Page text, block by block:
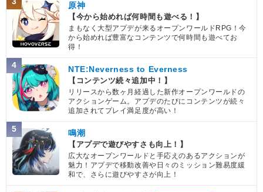
原神
【今から始めれば何時間も遊べる！】
まもなく大型アプデが来るオープンワールドRPG！今
から始めれば豊富なコンテンツで何時間も遊べてお
得！
4 NTE:Neverness to Everness
【コンテンツ続々追加中！】
リリースから数ヶ月経過した新作オープンワールドの
アクションゲーム。アプデのたびにコンテンツが続々
追加されてプレイ満足度が高い！
5 鳴潮
【アプデで遊びやすさも向上！】
広大なオープンワールドと手応えのあるアクションが
魅力！アプデで移動改善や日々のミッション難易度緩
和で、さらに遊びやすさが向上！